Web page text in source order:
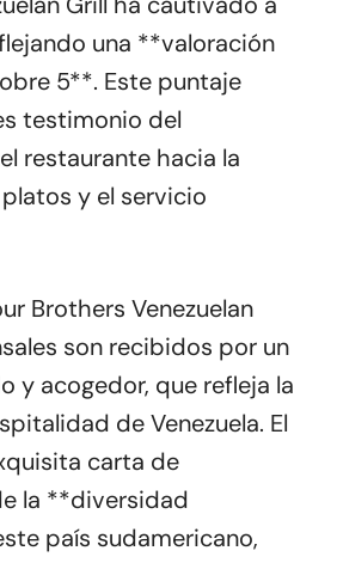
una **valoración
5**. Este puntaje
testimonio del
restaurante hacia la
y el servicio
Brothers Venezuelan
son recibidos por un
y acogedor, que refleja la
de Venezuela. El
carta de
la **diversidad
país sudamericano,